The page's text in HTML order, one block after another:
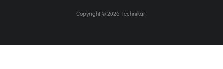
Copyright © 2026 Technikart